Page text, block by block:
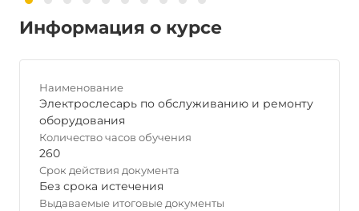
Информация о курсе
Наименование
Электрослесарь по обслуживанию и ремонту
оборудования
Количество часов обучения
260
Срок действия документа
Без срока истечения
Выдаваемые итоговые документы